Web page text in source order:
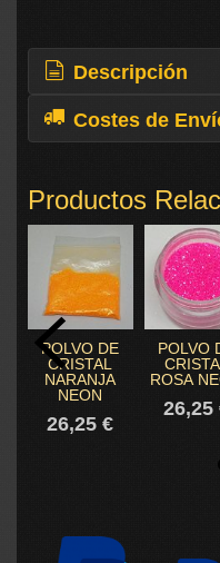
Descripción
Costes de
Productos
POLVO DE
CRISTAL
NARANJA
NEON
26,25 €
POLVO
ROSA
26,25